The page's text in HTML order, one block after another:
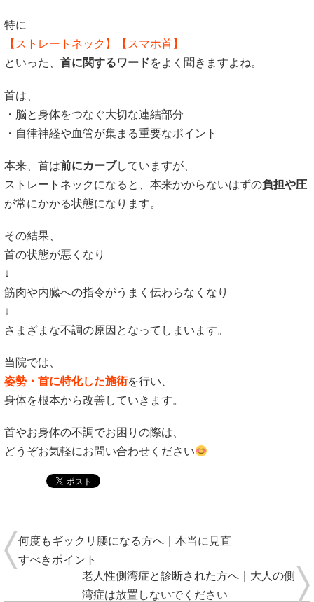
特に
【ストレートネック】【スマホ首】
といった、 首に関するワードをよく聞きますよね。
首は、
・脳と身体をつなぐ大切な連結部分
・自律神経や血管が集まる重要なポイント
本来、首は前にカーブしていますが、
ストレートネックになると、本来かからないはずの負担や圧
が常にかかる状態になります。
その結果、
首の状態が悪くなり
↓
筋肉や内臓への指令がうまく伝わらなくなり
↓
さまざまな不調の原因となってしまいます。
当院では、
姿勢・首に特化した施術を行い、
身体を根本から改善していきます。
首やお身体の不調でお困りの際は、
どうぞお気軽にお問い合わせください
何度もギックリ腰になる方へ｜本当に見直
すべきポイント
老人性側湾症と診断された方へ｜大人の側
湾症は放置しないでください